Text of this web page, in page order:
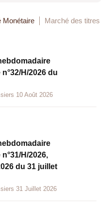
Monétaire Marché des titres
H/2026 du
10 Août 2026
H/2026,
du 31 juillet
31 Juillet 2026